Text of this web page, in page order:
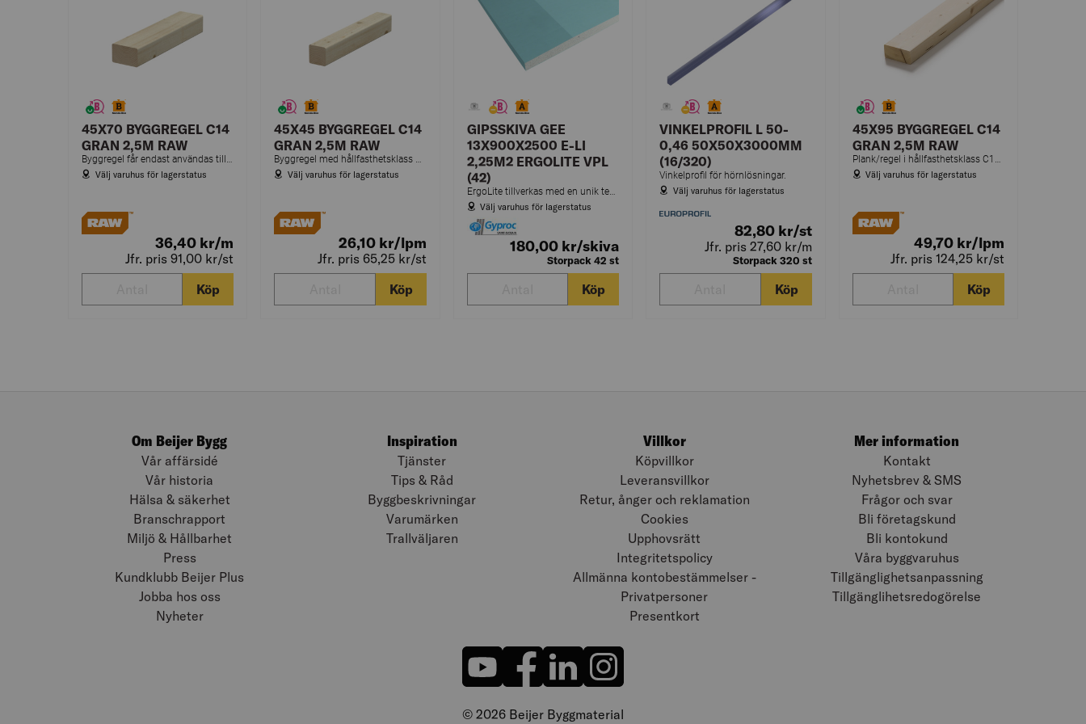
45X70 BYGGREGEL C14
GRAN 2,5M RAW
Välj varuhus för lagerstatus
36,40 kr/m
Jfr. pris 91,00 kr/st
Köp
45X45 BYGGREGEL C14
GRAN 2,5M RAW
Välj varuhus för lagerstatus
26,10 kr/lpm
Jfr. pris 65,25 kr/st
Köp
GIPSSKIVA GEE
13X900X2500 E-LI
2,25M2 ERGOLITE VPL
(42)
ErgoLite tillverkas med en unik teknologi som gör skivan är lika stark och stabil som en standardgipsskiva. Används invändigt i väggar och tak som rumsavskiljare och i brand- respektive ljudavskiljande konstruktioner.
Välj varuhus för lagerstatus
180,00 kr/skiva
Storpack 42 st
Köp
VINKELPROFIL L 50-
0,46 50X50X3000MM
(16/320)
Vinkelprofil för hörnlösningar.
Välj varuhus för lagerstatus
82,80 kr/st
Jfr. pris 27,60 kr/m
Storpack 320 st
Köp
45X95 BYGGREGEL C14
GRAN 2,5M RAW
Välj varuhus för lagerstatus
49,70 kr/lpm
Jfr. pris 124,25 kr/st
Köp
Om Beijer Bygg
Vår affärsidé
Vår historia
Hälsa & säkerhet
Branschrapport
Miljö & Hållbarhet
Press
Kundklubb Beijer Plus
Jobba hos oss
Nyheter
Inspiration
Tjänster
Tips & Råd
Byggbeskrivningar
Varumärken
Trallväljaren
Villkor
Köpvillkor
Leveransvillkor
Retur, ånger och reklamation
Cookies
Upphovsrätt
Integritetspolicy
Allmänna kontobestämmelser -
Privatpersoner
Presentkort
Mer information
Kontakt
Nyhetsbrev & SMS
Frågor och svar
Bli företagskund
Bli kontokund
Våra byggvaruhus
Tillgänglighetsanpassning
Tillgänglihetsredogörelse
© 2026 Beijer Byggmaterial